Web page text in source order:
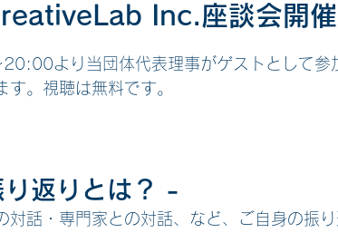
Inc.座談会開催
より当団体代表理事がゲストとして参
。視聴は無料です。
返りとは？ -
対話・専門家との対話、など、ご自身の振